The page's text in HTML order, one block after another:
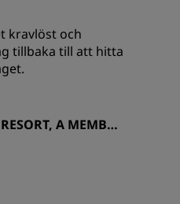
kravlöst och
tillbaka till att hitta
A MEMBER